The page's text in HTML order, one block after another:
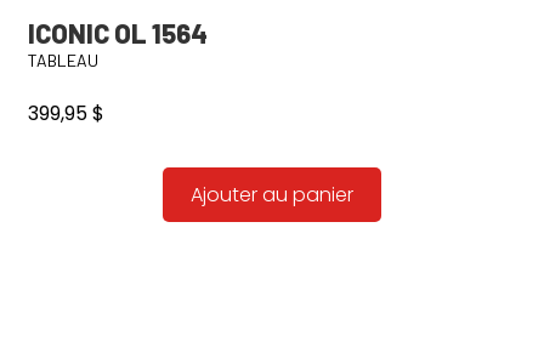
ICONIC OL 1564
TABLEAU
399,95$
Ajouter au panier